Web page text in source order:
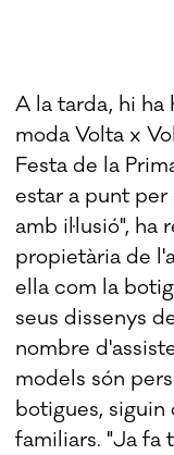
A la tarda, hi ha
moda Volta x
Festa de la
estar a punt
amb il·lusió",
propietària de
ella com la
seus dissenys
nombre
models són
botigues, siguin
familiars. "Ja fa